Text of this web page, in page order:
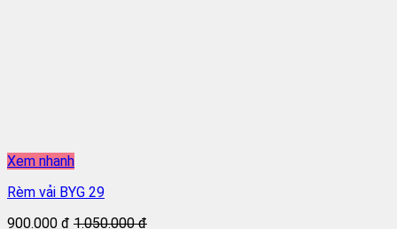
Xem nhanh
Rèm vải BYG 29
900.000 đ 1.050.000 đ